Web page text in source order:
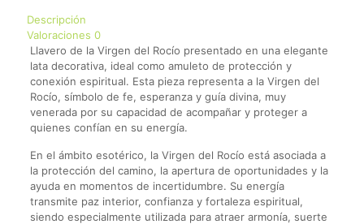
Descripción
Valoraciones 0
Llavero de la Virgen del Rocío presentado en una elegante
lata decorativa, ideal como amuleto de protección y
conexión espiritual. Esta pieza representa a la Virgen del
Rocío, símbolo de fe, esperanza y guía divina, muy
venerada por su capacidad de acompañar y proteger a
quienes confían en su energía.
En el ámbito esotérico, la Virgen del Rocío está asociada a
la protección del camino, la apertura de oportunidades y la
ayuda en momentos de incertidumbre. Su energía
transmite paz interior, confianza y fortaleza espiritual,
siendo especialmente utilizada para atraer armonía, suerte